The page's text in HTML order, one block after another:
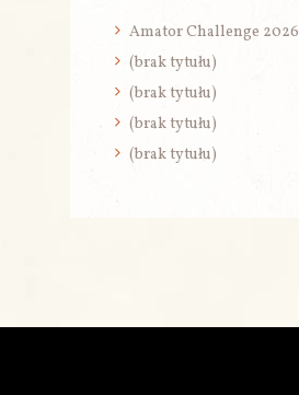
Amator Challenge 2026
(brak tytułu)
(brak tytułu)
(brak tytułu)
(brak tytułu)